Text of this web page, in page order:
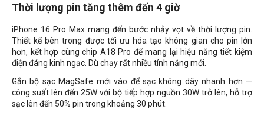
Thời lượng pin tăng thêm đến 4 giờ
iPhone 16 Pro Max mang đến bước nhảy vọt về thời lượng pin.
Thiết kế bên trong được tối ưu hóa tạo không gian cho pin lớn
hơn, kết hợp cùng chip A18 Pro để mang lại hiệu năng tiết kiệm
điện đáng kinh ngạc. Dù chạy rất nhiều tính năng mới.
Gắn bộ sạc MagSafe mới vào để sạc không dây nhanh hơn —
công suất lên đến 25W với bộ tiếp hợp nguồn 30W trở lên, hỗ trợ
sạc lên đến 50% pin trong khoảng 30 phút.